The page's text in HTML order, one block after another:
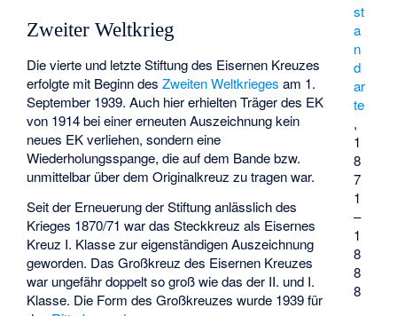
st
a
n
d
ar
te
,
1
8
7
1
–
1
8
8
8
Zweiter Weltkrieg
Die vierte und letzte Stiftung des Eisernen Kreuzes
erfolgte mit Beginn desZweiten Weltkrieges am 1.
September 1939. Auch hier erhielten Träger des EK
von 1914 bei einer erneuten Auszeichnung kein
neues EK verliehen, sondern eine
Wiederholungsspange, die auf dem Bande bzw.
unmittelbar über dem Originalkreuz zu tragen war.
Seit der Erneuerung der Stiftung anlässlich des
Krieges 1870/71 war das Steckkreuz als Eisernes
Kreuz I. Klasse zur eigenständigen Auszeichnung
geworden. Das Großkreuz des Eisernen Kreuzes
war ungefähr doppelt so groß wie das der II. und I.
Klasse. Die Form des Großkreuzes wurde 1939 für